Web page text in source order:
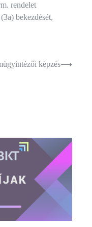
rendelet
bekezdését,
képzés⟶